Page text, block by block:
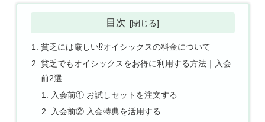
目次
貧乏には厳しい⁉オイシックスの料金について
貧乏でもオイシックスをお得に利用する方法｜入会
前2選
入会前① お試しセットを注文する
入会前② 入会特典を活用する